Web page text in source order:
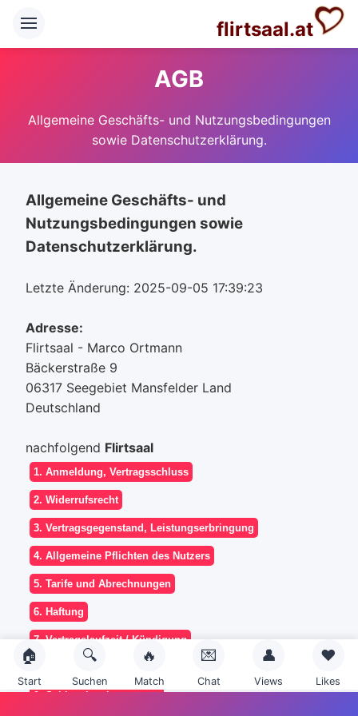
flirtsaal.at
AGB
Allgemeine Geschäfts- und Nutzungsbedingungen
sowie Datenschutzerklärung.
Allgemeine Geschäfts- und
Nutzungsbedingungen sowie
Datenschutzerklärung.
Letzte Änderung: 2025-09-05 17:39:23
Adresse:
Flirtsaal - Marco Ortmann
Bäckerstraße 9
06317 Seegebiet Mansfelder Land
Deutschland
nachfolgend Flirtsaal
🏠
Start
🔍
Suchen
🔥
Match
💌
Chat
👤
Views
❤️
Likes